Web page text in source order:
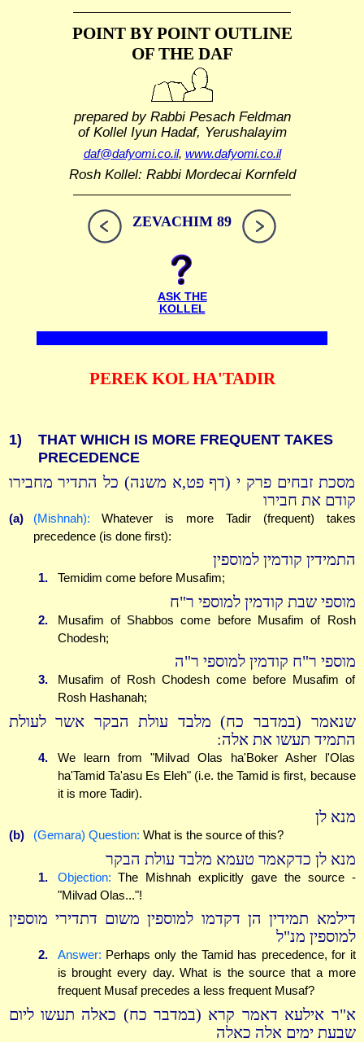
POINT BY POINT OUTLINE
OF THE DAF
prepared by Rabbi Pesach Feldman
of Kollel Iyun Hadaf, Yerushalayim
daf@dafyomi.co.il, www.dafyomi.co.il
Rosh Kollel: Rabbi Mordecai Kornfeld
ZEVACHIM 89
ASK THE
KOLLEL
PEREK KOL HA'TADIR
1)
THAT WHICH IS MORE FREQUENT TAKES
PRECEDENCE
מסכת זבחים פרק י (דף פט,א משנה) כל התדיר מחבירו
קודם את חבירו
(a) (Mishnah): Whatever is more Tadir (frequent) takes
precedence (is done first):
התמידין קודמין למוספין
1. Temidim come before Musafim;
מוספי שבת קודמין למוספי ר"ח
2.
Musafim of Shabbos come before Musafim of Rosh
Chodesh;
מוספי ר"ח קודמין למוספי ר"ה
3.
Musafim of Rosh Chodesh come before Musafim of
Rosh Hashanah;
שנאמר (במדבר כח) מלבד עולת הבקר אשר לעולת
התמיד תעשו את אלה:
4.
We learn from "Milvad Olas ha'Boker Asher l'Olas
ha'Tamid Ta'asu Es Eleh" (i.e. the Tamid is first, because
it is more Tadir).
מנא לן
(b) (Gemara) Question: What is the source of this?
מנא לן כדקאמר טעמא מלבד עולת הבקר
1. Objection: The Mishnah explicitly gave the source -
"Milvad Olas..."!
דילמא תמידין הן דקדמו למוספין משום דתדירי מוספין
למוספין מנ"ל
2. Answer: Perhaps only the Tamid has precedence, for it
is brought every day. What is the source that a more
frequent Musaf precedes a less frequent Musaf?
א"ר אילעא דאמר קרא (במדבר כח) כאלה תעשו ליום
שבעת ימים אלה כאלה